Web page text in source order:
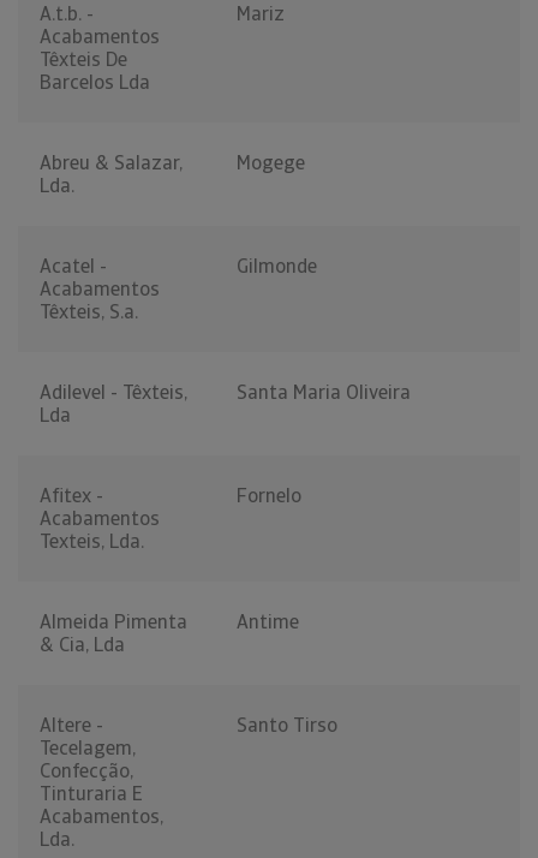
A.t.b. -
Acabamentos
Têxteis De
Barcelos Lda
Mariz
Abreu & Salazar,
Lda.
Mogege
Acatel -
Acabamentos
Têxteis, S.a.
Gilmonde
Adilevel - Têxteis,
Lda
Santa Maria Oliveira
Afitex -
Acabamentos
Texteis, Lda.
Fornelo
Almeida Pimenta
& Cia, Lda
Antime
Altere -
Tecelagem,
Confecção,
Tinturaria E
Acabamentos,
Lda.
Santo Tirso